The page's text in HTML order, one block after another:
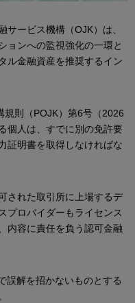
サービス機構（OJK）は、
ョンへの監視強化の一環と
ル金融資産を推奨するイン
規則（POJK）第6号（2026
個人は、すでに別の免許要
証明書を取得しなければな
された取引所に上場するデ
プロバイダーもライセンス
内容に責任を負う認可金融
誤解を招かないものとする